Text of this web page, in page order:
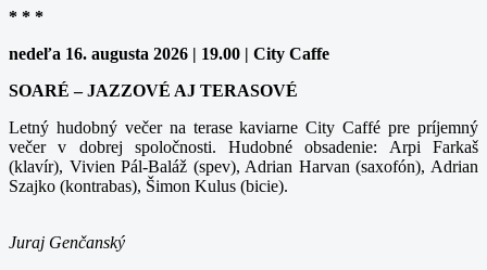
* * *
nedeľa 16. augusta 2026 | 19.00 | City Caffe
SOARÉ – JAZZOVÉ AJ TERASOVÉ
Letný hudobný večer na terase kaviarne City Caffé pre príjemný
večer v dobrej spoločnosti. Hudobné obsadenie: Arpi Farkaš
(klavír), Vivien Pál-Baláž (spev), Adrian Harvan (saxofón), Adrian
Szajko (kontrabas), Šimon Kulus (bicie).
Juraj Genčanský